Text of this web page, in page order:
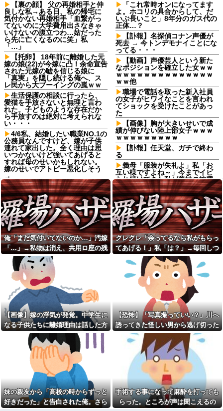
【裏の顔】 父の再婚相手と仲
良しな私→ある日、私の帰宅に
気付かない再婚相手「血繋がっ
てないのに大学費用出さなきゃ
いけないの腹立つわ…姑だった
ら先に亡くなるのに笑」私
「…」
【托卵】 18年前に離婚した元
嫁の娘(22)が今嫁に凸！余命宣告
された元嫁の嘘を信じる娘に
「真実」を隠し続ける俺へ、ス
レ民から大ブーイングの嵐ｗｗ
生活保護の相談に行ったら、
愛猫を手放さないと無理と言わ
れた。子どものような存在だか
ら手放すのは絶対に考えられな
い・・・
4/6私、結婚したい職業NO.1の
公務員なんですけど、嫁が子供
連れて家出した。全く理由は思
いつかないけど強いてあげると
すれば母のせいかもしれない。
嫁のせいでアトピー悪化しそう
→
夫が首を吊った。気に入らな
いと私を殴るウトとそれを傍観
するトメに生活費をくれない
夫…地獄の義実家をでて離婚し
ようとしたら…夫にはとんでも
ない秘密があった
定食屋で大学生が大将に殴ら
れた。その理由がスカッとする...
友人の結婚式へ向かう日に、
トメから車を出せと要求され
た。断っただけなのに大騒ぎに
なってしまい…
嫁「間男と再婚したい」俺
「慰謝料を払うなら離婚だ」→
ところが後日「やっぱり戻りた
い」と言い出して…
某有名な外国系の公益法人で
窓口受付をやったとき、シフト
外しみたいな人をシフト表で数
人確認できたわ
高校の頃、担任と隣のクラス
の担任が結婚。「お祝いに行こ
う！」と結婚式場に突撃した結
熊本地震で居酒屋から温泉が
湧き出るｗｗｗｗｗｗｗｗ
【悲報】思春期の娘に「キモ
ッ」と言われたお父さん、グレ
るｗｗｗｗｗｗｗ
「これ常時オンになってます
よ。ホコリの具合からして、だ
いぶ長いこと」8年分のガス代の
正体…？
【訃報】名探偵コナン声優が
死去 → 今トンデモナイことにな
ってる・・・
【動画】声優芸人という新た
なポジションを確立した女ｗｗ
ｗｗｗｗｗｗｗｗｗｗｗｗｗｗ
ｗｗ他
職場で電話を取った新入社員
の女子がヒワイなことを言われ
てショックを受けたことがあっ
た
【画像】胸が大きいせいで成
績が伸びない陸上部女子ｗｗｗ
ｗｗｗｗｗｗｗｗｗ
【訃報】任天堂、ガチで終わ
る
義母「服装が失礼よ」私「お
互い様ですよね～」今までイビ
られ続けてきた私が義姉の披露
宴で大暴れｗｗ義親族に「ひっ
ぱたきますよ」と釘を刺したっ
たｗｗｗ
【画像】清楚系セクシー女優
｢お休み頂いてた半年間でこんな
体になりました.｣⇒！！
辛くてもう仕事辞めたくなっ
てる奴ｗ
閉じかけの電車の扉に子供を
抱っこしたまま手を挟んで開け
させた旦那、後にはベビーカー
を押した奥さんが…
週1エステ＆週3パーソナルジ
ム通いの美意識過剰な先輩「こ
れって普通だよね？」→私「真
似できません…」の不毛なやり
取りに疲れ果てた・・・
【冷めた】朝起きた時点で化
粧塗り始めてた彼女が風呂入っ
て準備終わっても塗ってて「い
い加減にしろ」って無理に出か
けても道中で塗ってた
本物のスパイ、政府批判どこ
ろか「むしろ政府の味方」を演
じて潜伏することが判明
【絶体絶命！】夫実家では老
犬を飼っている。義母から「申
し訳ないけどお留守番に来て貰
えまいか」と電話が。お安い御
俺「まだ気付いてないのか…」汚嫁
「…」→私物は消え、共用ロ座の残
高は653円。それでも嫁は平然とし
ていて…
クレクレ「余ってるなら私がもらっ
てあげる！」私「は？」→毎回しつ
こく食い下がるので、ある方法を試
した結果…
【画像】嫁の浮気が発覚。中学生に
なる子供たちに離婚理由は話した方
がいい？
【恐怖】「写真撮っていい？」川へ
誘ってきた怪しい男から逃げ切った
私⇒テレビに映った『衝撃の顔』に
絶句
妹の親友から「高校の時からずっと
好きだった」と告白された俺。さら
手術する事になって麻酔を打っても
らった。ところが声は聞こえるの